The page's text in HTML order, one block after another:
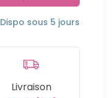
Dispo sous 5 jours
Livraison